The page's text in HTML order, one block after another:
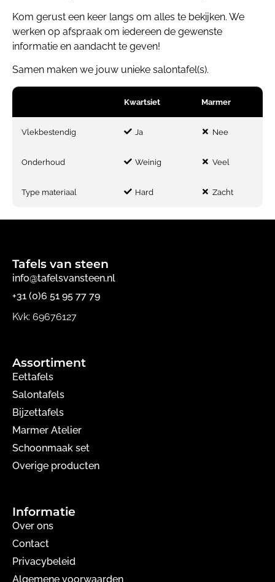
Kom gerust een keer langs om alles te bekijken. We
werken op afspraak om iedereen de gewenste
informatie en aandacht te geven!
Samen maken we jouw unieke salontafel(s).
Kwartsiet Marmer
Vlekbestendig Ja Nee
Onderhoud Weinig Veel
Type materiaal Hard Zacht
Tafels van steen
info@tafelsvansteen.nl
+31 (0)6 51 95 77 79
Kvk: 69676127
Assortiment
Eettafels
Salontafels
Bijzettafels
Marmer Atelier
Schoonmaak set
Overige producten
Informatie
Over ons
Contact
Privacybeleid
Algemene voorwaarden